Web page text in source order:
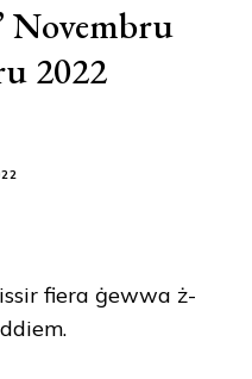
Novembru
2022
fiera ġewwa ż-